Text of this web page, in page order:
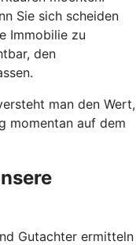
Sie sich scheiden
Immobilie zu
den
man den Wert,
momentan auf dem
Gutachter ermitteln